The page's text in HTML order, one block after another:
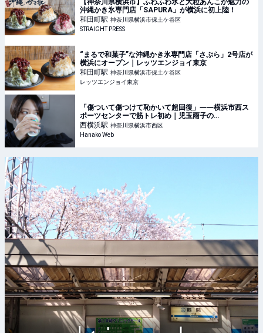
【神奈川県横浜市】ふわふわ氷と大粒あんこが魅力の
沖縄かき氷専門店「SAPURA」が横浜に初上陸！
和田町駅 神奈川県横浜市保土ケ谷区
STRAIGHT PRESS
“まるで和菓子”な沖縄かき氷専門店「さぷら」2号店が
横浜にオープン｜レッツエンジョイ東京
和田町駅 神奈川県横浜市保土ケ谷区
レッツエンジョイ東京
「傷ついて傷つけて恥かいて超回復」――横浜市西ス
ポーツセンターで筋トレ初め｜児玉雨子の
KANAGAWA探訪＃18
西横浜駅 神奈川県横浜市西区
Hanako Web